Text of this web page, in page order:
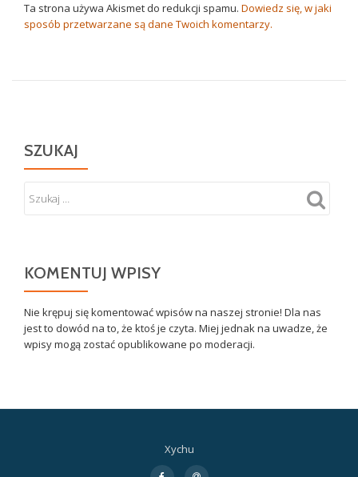
Ta strona używa Akismet do redukcji spamu. Dowiedz się, w jaki
sposób przetwarzane są dane Twoich komentarzy.
SZUKAJ
KOMENTUJ WPISY
Nie krępuj się komentować wpisów na naszej stronie! Dla nas
jest to dowód na to, że ktoś je czyta. Miej jednak na uwadze, że
wpisy mogą zostać opublikowane po moderacji.
Xychu
fa- fa-